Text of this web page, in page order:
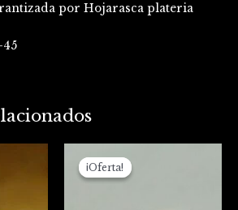
por Hojarasca plateria
45
¡Oferta!
¡Oferta!
precio
original